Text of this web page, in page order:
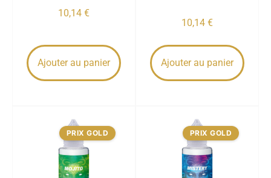
10,14 €
Ajouter au panier
10,14 €
Ajouter au panier
PRIX GOLD PRIX GOLD